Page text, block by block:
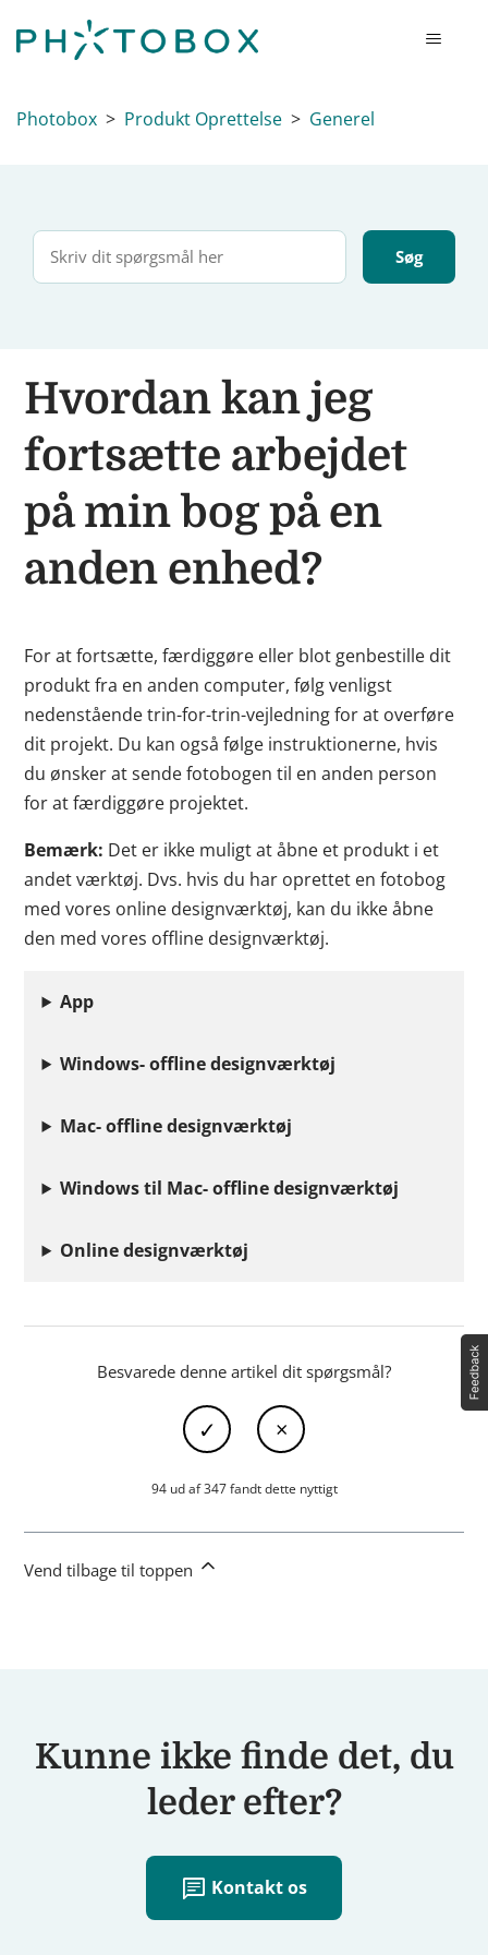
Photobox Produkt Oprettelse Generel
Hvordan kan jeg
fortsætte arbejdet
på min bog på en
anden enhed?
For at fortsætte, færdiggøre eller blot genbestille dit
produkt fra en anden computer, følg venligst
nedenstående trin-for-trin-vejledning for at overføre
dit projekt. Du kan også følge instruktionerne, hvis
du ønsker at sende fotobogen til en anden person
for at færdiggøre projektet.
Bemærk: Det er ikke muligt at åbne et produkt i et
andet værktøj. Dvs. hvis du har oprettet en fotobog
med vores online designværktøj, kan du ikke åbne
den med vores offline designværktøj.
App
Windows- offline designværktøj
Mac- offline designværktøj
Windows til Mac- offline designværktøj
Online designværktøj
Besvarede denne artikel dit spørgsmål?
94 ud af 347 fandt dette nyttigt
Vend tilbage til toppen
Kunne ikke finde det, du
leder efter?
chat Kontakt os